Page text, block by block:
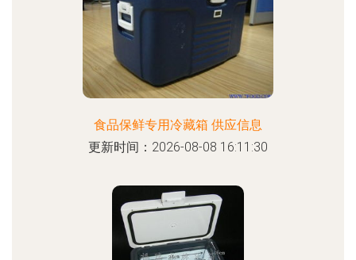
食品保鲜专用冷藏箱 供应信息
更新时间：2026-08-08 16:11:30